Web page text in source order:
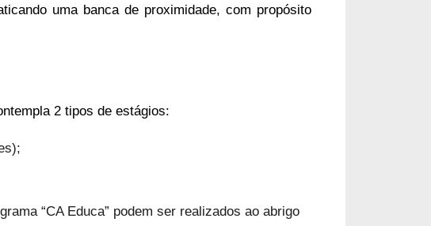
uma banca de proximidade, com propósito
2 tipos de estágios:
“CA Educa” podem ser realizados ao abrigo